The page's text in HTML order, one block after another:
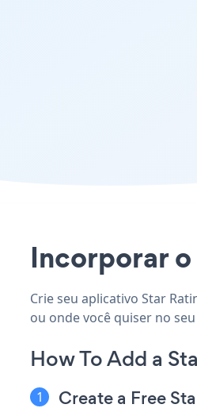
Incorporar
Crie seu aplicativo Star
ou onde você quiser no
How To Add a
Create a Free